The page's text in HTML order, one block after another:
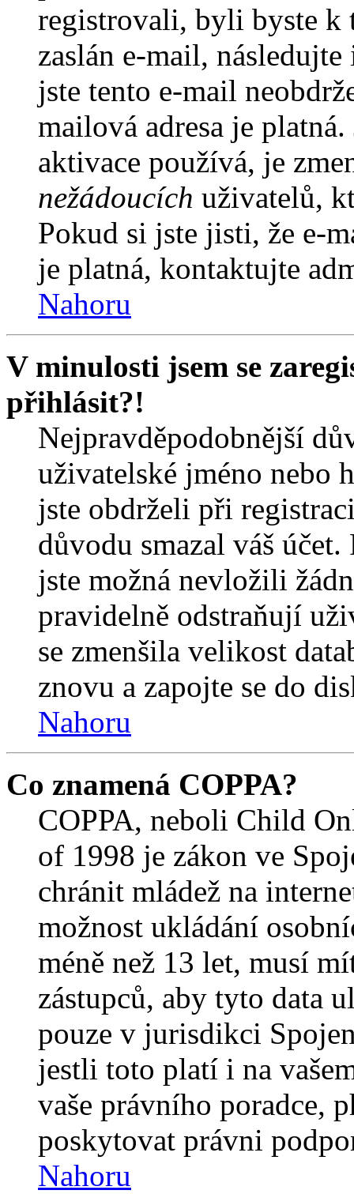
registrovali, byli byste k
zaslán e-mail,
jste tento e-mail
mailová adresa je
aktivace používá, je
nežádoucích uživatelů,
Pokud si jste jisti, že e-
je platná, kontaktujte
Nahoru
V minulosti jsem se
přihlásit?!
Nejpravděpodobnější
uživatelské jméno nebo
jste obdrželi při
důvodu smazal váš
jste možná nevložili
pravidelně odstraňují
se zmenšila velikost
znovu a zapojte se do
Nahoru
Co znamená COPPA?
COPPA, neboli Child
of 1998 je zákon ve
chránit mládež na
možnost ukládání
méně než 13 let, musí
zástupců, aby tyto data
pouze v jurisdikci
jestli toto platí i na
vaše právního poradce,
poskytovat právni
Nahoru